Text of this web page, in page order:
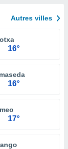
Autres villes
16°
16°
17°